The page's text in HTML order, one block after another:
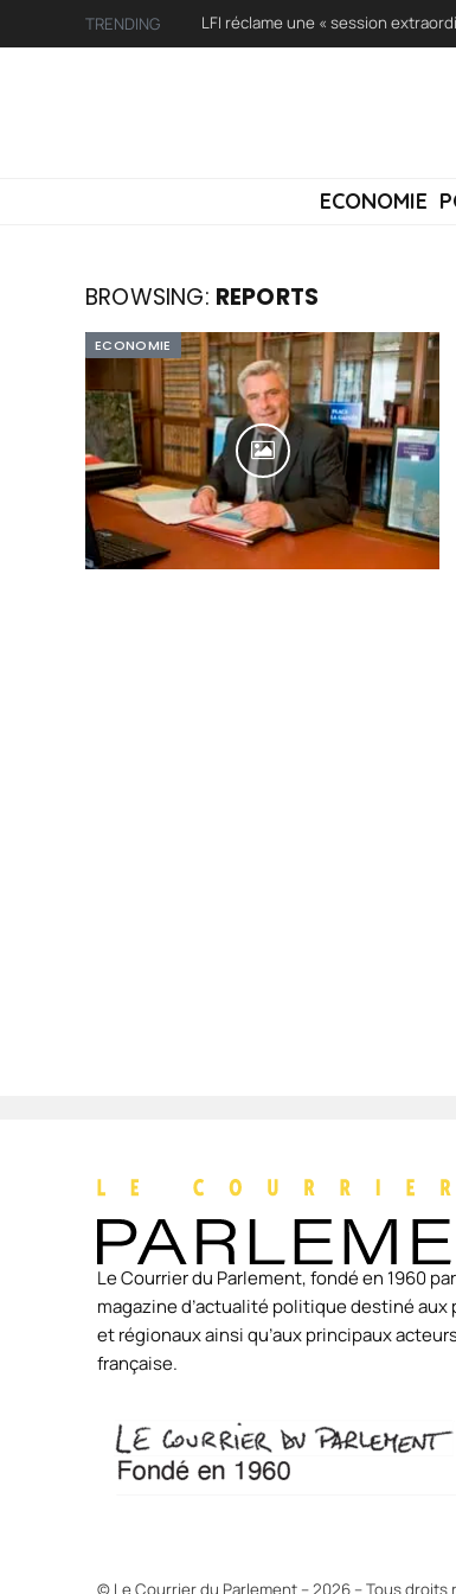
TRENDING
ECONOMIE
BROWSING: REPORTS
ECONOMIE
Le Courrier du Parlement, fondé en 1960
magazine d’actualité politique destiné
et régionaux ainsi qu’aux principaux
française.
© Le Courrier du Parlement – 2026 – Tous droits